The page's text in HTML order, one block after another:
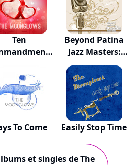
Ten
Beyond Patina
Jazz Masters:
M...
To Come Easily Stop Time
et singles de The